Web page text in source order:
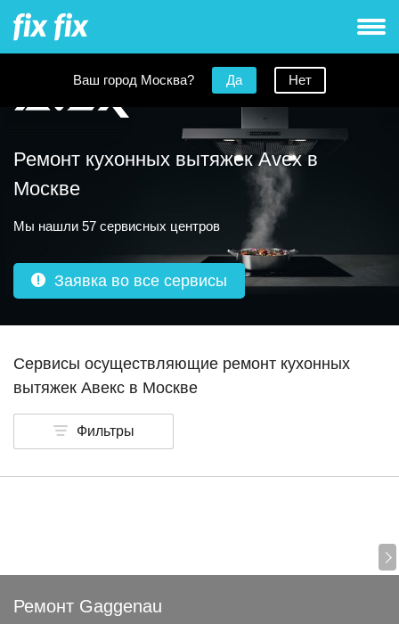
Ваш город Москва? Да Нет
Ремонт кухонных вытяжек Avex в
Москве
Мы нашли 57 сервисных центров
Заявка во все сервисы
Сервисы осуществляющие ремонт кухонных
вытяжек Авекс в Москве
Фильтры
Ремонт Gaggenau